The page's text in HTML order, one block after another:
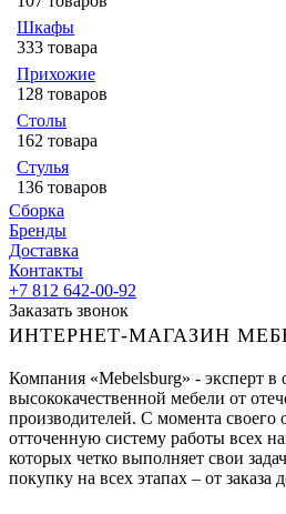
Шкафы
333 товара
Прихожие
128 товаров
Столы
162 товара
Стулья
136 товаров
Сборка
Бренды
Доставка
Контакты
+7 812 642-00-92
Заказать звонок
ИНТЕРНЕТ-МАГАЗИН
Компания «Mebelsburg» - эксперт в
высококачественной мебели от
производителей. С момента
отточенную систему работы всех
которых четко выполняет свои
покупку на всех этапах – от заказа